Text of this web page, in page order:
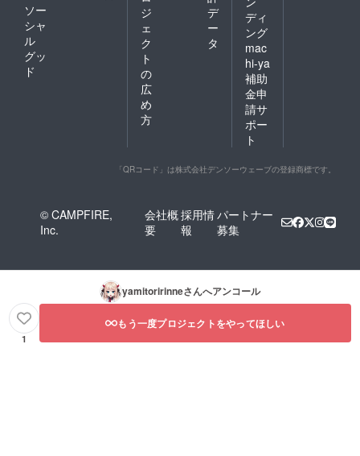
ソー
シャ
ル
グッ
ド
ジ
ェ
ク
ト
の
広
め
方
デ
ー
タ
ディ
ング
mac
hi-ya
補助
金申
請サ
ポー
ト
「QRコード」は株式会社デンソーウェーブの登録商標です。
© CAMPFIRE,
Inc.
会社概
要
採用情
報
パートナー
募集
yamitoririnneさんへアンコール
1
もう一度プロジェクトをやってほしい